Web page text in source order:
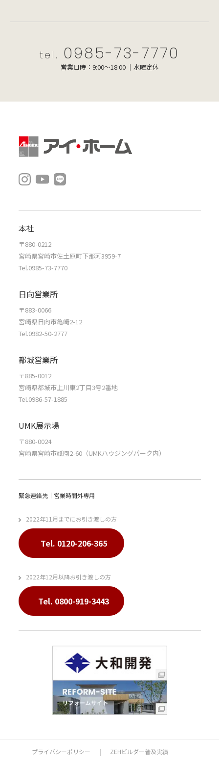
tel. 0985-73-7770
営業日時：9:00～18:00 ｜水曜定休
本社
〒880-0212
宮崎県宮崎市佐土原町下那珂3959-7
Tel.0985-73-7770
日向営業所
〒883-0066
宮崎県日向市亀崎2-12
Tel.0982-50-2777
都城営業所
〒885-0012
宮崎県都城市上川東2丁目3号2番地
Tel.0986-57-1885
UMK展示場
〒880-0024
宮崎県宮崎市祇園2-60（UMKハウジングパーク内）
緊急連絡先｜営業時間外専用
2022年11月までにお引き渡しの方
Tel. 0120-206-365
2022年12月以降お引き渡しの方
Tel. 0800-919-3443
プライバシーポリシー ZEHビルダー普及実績